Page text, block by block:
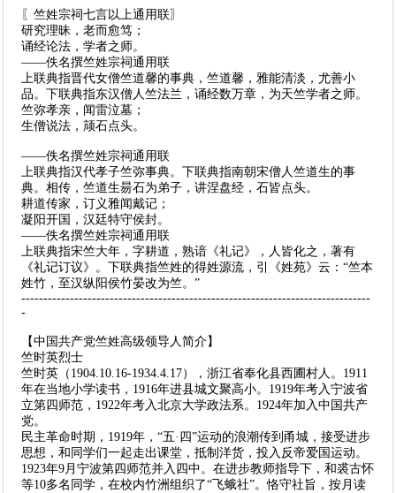
〖竺姓宗祠七言以上通用联〗
研究理昧，老而愈笃；
诵经论法，学者之师。
——佚名撰竺姓宗祠通用联
上联典指晋代女僧竺道馨的事典，竺道馨，雅能清淡，尤善小
品。下联典指东汉僧人竺法兰，诵经数万章，为天竺学者之师。
竺弥孝亲，闻雷泣墓；
生僧说法，颃石点头。
——佚名撰竺姓宗祠通用联
上联典指汉代孝子竺弥事典。下联典指南朝宋僧人竺道生的事
典。相传，竺道生昜石为弟子，讲涅盘经，石皆点头。
耕道传家，订义雅闻戴记；
凝阳开国，汉廷特守侯封。
——佚名撰竺姓宗祠通用联
上联典指宋竺大年，字耕道，熟谙《礼记》，人皆化之，著有
《礼记订议》。下联典指竺姓的得姓源流，引《姓苑》云：“竺本
姓竹，至汉纵阳侯竹晏改为竺。”
-------------------------------------------------------------------------------
-
【中国共产党竺姓高级领导人简介】
竺时英烈士
竺时英（1904.10.16-1934.4.17），浙江省奉化县西圃村人。1911
年在当地小学读书，1916年进县城文聚高小。1919年考入宁波省
立第四师范，1922年考入北京大学政法系。1924年加入中国共产
党。
民主革命时期，1919年，“五·四”运动的浪潮传到甬城，接受进步
思想，和同学们一起走出课堂，抵制洋货，投入反帝爱国运动。
1923年9月宁波第四师范并入四中。在进步教师指导下，和裘古怀
等10多名同学，在校内竹洲组织了“飞蛾社”。恪守社旨，按月读